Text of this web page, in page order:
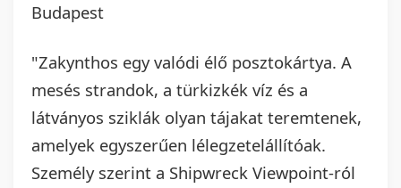
Budapest
"Zakynthos egy valódi élő posztokártya. A
mesés strandok, a türkizkék víz és a
látványos sziklák olyan tájakat teremtenek,
amelyek egyszerűen lélegzetelállítóak.
Személy szerint a Shipwreck Viewpoint-ról